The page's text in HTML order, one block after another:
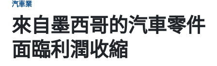
汽車業
來自墨西哥的汽車零件
面臨利潤收縮